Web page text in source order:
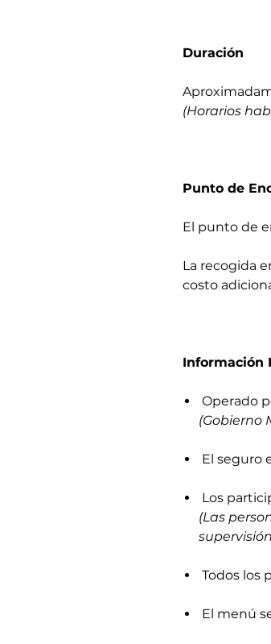
Duración
(Horarios
Punto de
El punto de
La recogida
costo
Información
Operado
(Gobierno
El seguro
Los
(Las
Todos los
El menú